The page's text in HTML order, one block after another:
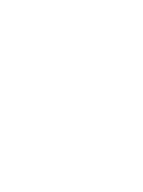
wird unterstützt.
unterstützt.
mit
Feldsets